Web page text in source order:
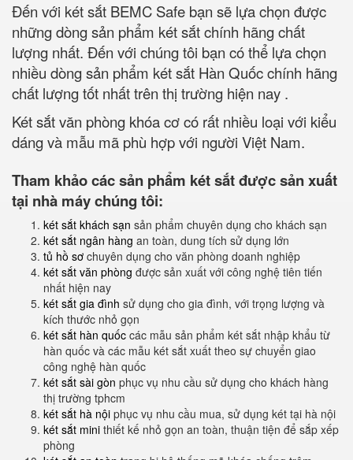
Đến với két sắt BEMC Safe bạn sẽ lựa chọn được
những dòng sản phẩm két sắt chính hãng chất
lượng nhất. Đến với chúng tôi bạn có thể lựa chọn
nhiều dòng sản phẩm két sắt Hàn Quốc chính hãng
chất lượng tốt nhất trên thị trường hiện nay .
Két sắt văn phòng khóa cơ có rất nhiều loại với kiểu
dáng và mẫu mã phù hợp với người Việt Nam.
Tham khảo các sản phẩm két sắt được sản xuất
tại nhà máy chúng tôi:
két sắt khách sạn sản phẩm chuyên dụng cho khách sạn
két sắt ngân hàng an toàn, dung tích sử dụng lớn
tủ hồ sơ chuyên dụng cho văn phòng doanh nghiệp
két sắt văn phòng được sản xuất với công nghệ tiên tiến
nhất hiện nay
két sắt gia đình sử dụng cho gia đình, với trọng lượng và
kích thước nhỏ gọn
két sắt hàn quốc các mẫu sản phẩm két sắt nhập khẩu từ
hàn quốc và các mẫu két sắt xuất theo sự chuyển giao
công nghệ hàn quốc
két sắt sài gòn phục vụ nhu cầu sử dụng cho khách hàng
thị trường tphcm
két sắt hà nội phục vụ nhu cầu mua, sử dụng két tại hà nội
két sắt mini thiết kế nhỏ gọn an toàn, thuận tiện để sắp xếp
phòng